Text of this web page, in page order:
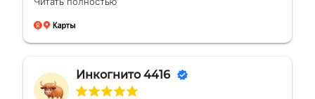
благодарность за мгновенные ответы и
полное сопровождение заказа!
Инкогнито 4416